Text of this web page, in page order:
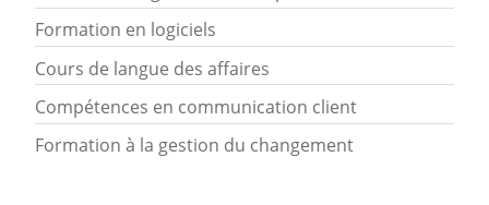
Formation en logiciels
Cours de langue des affaires
Compétences en communication client
Formation à la gestion du changement